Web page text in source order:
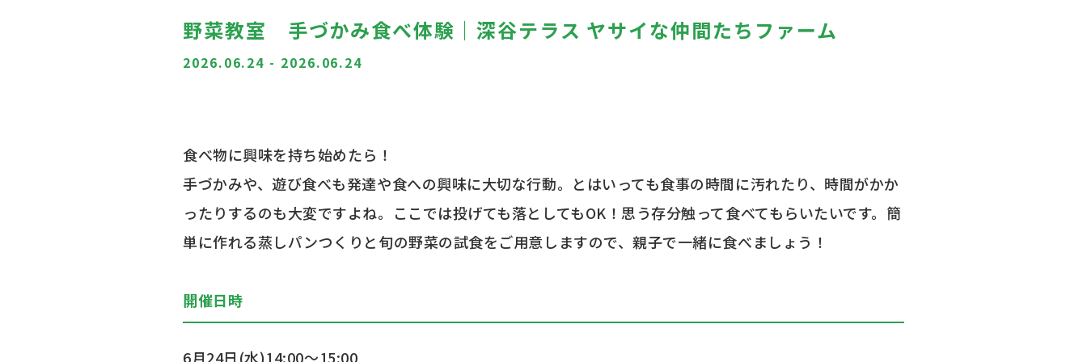
野菜教室 手づかみ食べ体験｜深谷テラス ヤサイな仲間たちファーム
2026.06.24 - 2026.06.24
食べ物に興味を持ち始めたら！
手づかみや、遊び食べも発達や食への興味に大切な行動。とはいっても食事の時間に汚れたり、時間がかか
ったりするのも大変ですよね。ここでは投げても落としてもOK！思う存分触って食べてもらいたいです。簡
単に作れる蒸しパンつくりと旬の野菜の試食をご用意しますので、親子で一緒に食べましょう！
開催日時
6月24日(水)14:00～15:00